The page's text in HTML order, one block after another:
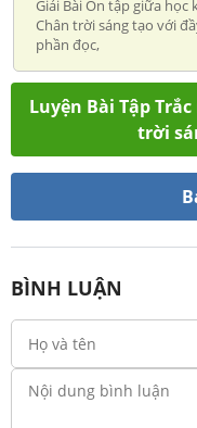
Giải Bài Ôn tập giữa học
Chân trời sáng tạo với
phần đọc,
Luyện Bài Tập
trời
BÌNH LUẬN